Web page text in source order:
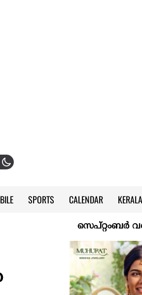
SPORTS CALENDAR
സെപ്റ്റംബർ